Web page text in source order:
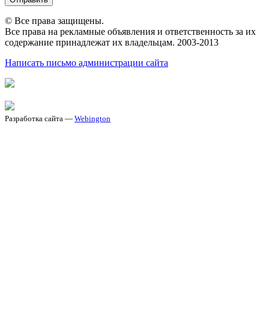
© Все права защищены.
Все права на рекламные объявления и ответственность за их
содержание принадлежат их владельцам. 2003-2013
Написать письмо администрации сайта
Разработка сайта — Webington